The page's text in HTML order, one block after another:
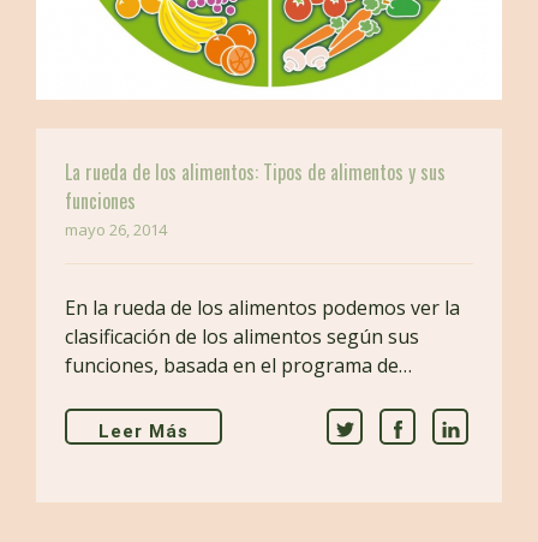
La rueda de los alimentos: Tipos de alimentos y sus
funciones
mayo 26, 2014
En la rueda de los alimentos podemos ver la
clasificación de los alimentos según sus
funciones, basada en el programa de…
Leer Más